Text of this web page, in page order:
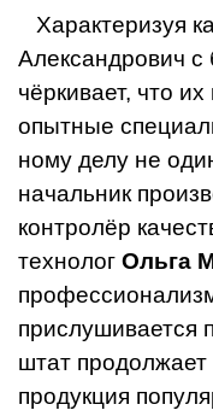
Характеризуя
Александрович
чёркивает, что
опытные
ному делу не
начальник
контролёр
технолог Ольга
прислушивается
штат продолжает
продукция